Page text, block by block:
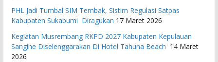
PHL Jadi Tumbal SIM Tembak, Sistim Regulasi Satpas
Kabupaten Sukabumi Diragukan 17 Maret 2026
Kegiatan Musrembang RKPD 2027 ​Kabupaten Kepulauan
Sangihe Diselenggarakan Di Hotel Tahuna Beach 14 Maret
2026